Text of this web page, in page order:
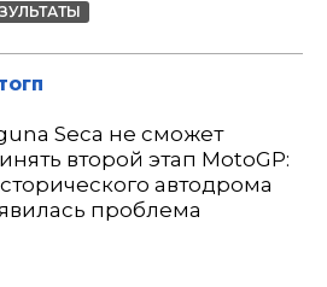
Seca не сможет
второй этап MotoGP:
автодрома
проблема